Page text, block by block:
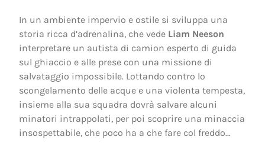
In un ambiente impervio e ostile si sviluppa una
storia ricca d’adrenalina, che vede Liam Neeson
interpretare un autista di camion esperto di guida
sul ghiaccio e alle prese con una missione di
salvataggio impossibile. Lottando contro lo
scongelamento delle acque e una violenta tempesta,
insieme alla sua squadra dovrà salvare alcuni
minatori intrappolati, per poi scoprire una minaccia
insospettabile, che poco ha a che fare col freddo…